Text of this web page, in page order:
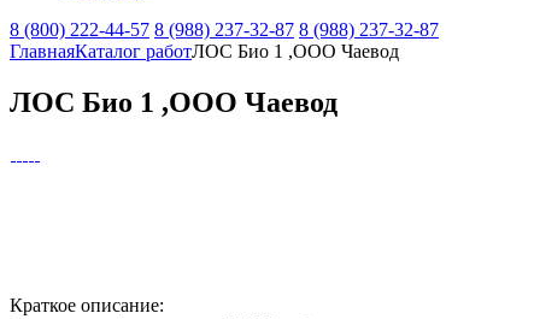
8 (800) 222-44-57 8 (988) 237-32-87 8 (988) 237-32-87
ГлавнаяКаталог работЛОС Био 1 ,ООО Чаевод
ЛОС Био 1 ,ООО Чаевод
Краткое описание: